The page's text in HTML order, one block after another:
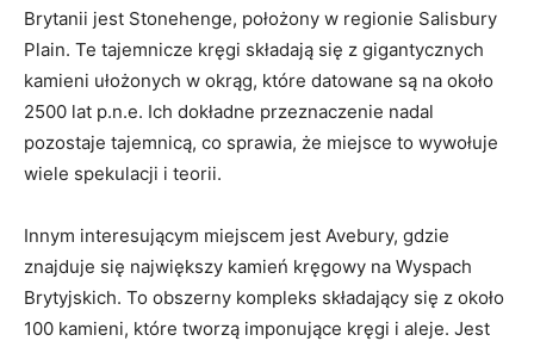
Brytanii jest Stonehenge, położony w regionie⁢ Salisbury
Plain.​ Te ⁤tajemnicze‌ kręgi składają się z gigantycznych
kamieni ułożonych ⁢w okrąg, które datowane są na⁣ około​
2500 lat p.n.e. Ich dokładne przeznaczenie nadal
pozostaje tajemnicą, co sprawia, że miejsce​ to⁣ wywołuje
wiele spekulacji ‌i teorii.
Innym interesującym miejscem jest Avebury, gdzie​
znajduje się największy kamień kręgowy na Wyspach
Brytyjskich. To obszerny ‌kompleks składający się z ​około
100 kamieni, które tworzą imponujące kręgi i ⁤aleje.⁤ Jest‍